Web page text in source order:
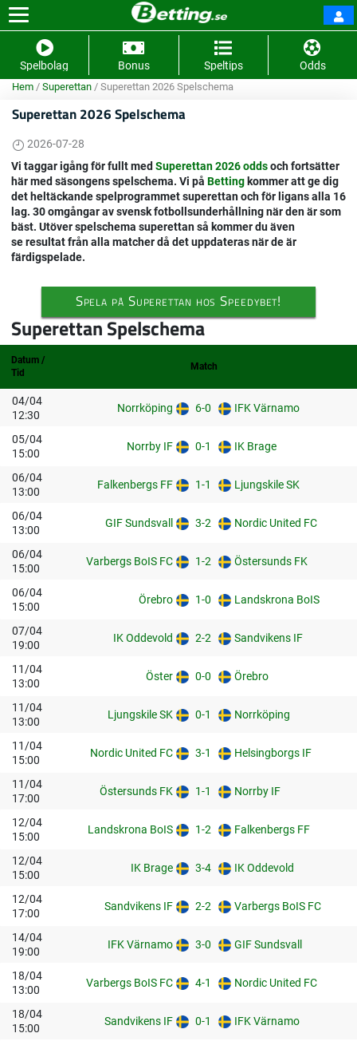
Spelbolag Bonus Speltips Odds
Hem / Superettan / Superettan 2026 Spelschema
Superettan 2026 Spelschema
2026-07-28
Vi taggar igång för fullt med Superettan 2026 oddsoch fortsätter
här med säsongens spelschema. Vi på Betting kommer att ge dig
det heltäckande spelprogrammet superettan och för ligans alla 16
lag. 30 omgångar av svensk fotbollsunderhållning när den är som
bäst. Utöver spelschema superettan så kommer du även
se resultat från alla matcher då det uppdateras när de är
färdigspelade.
Spela på Superettan hos Speedybet!
Superettan Spelschema
Datum /
Tid
Match
04/04
12:30
Norrköping 6-0 IFK Värnamo
05/04
15:00
Norrby IF 0-1 IK Brage
06/04
13:00
Falkenbergs FF 1-1 Ljungskile SK
06/04
13:00
GIF Sundsvall 3-2 Nordic United FC
06/04
15:00
Varbergs BoIS FC 1-2 Östersunds FK
06/04
15:00
Örebro 1-0 Landskrona BoIS
07/04
19:00
IK Oddevold 2-2 Sandvikens IF
11/04
13:00
Öster 0-0 Örebro
11/04
13:00
Ljungskile SK 0-1 Norrköping
11/04
15:00
Nordic United FC 3-1 Helsingborgs IF
11/04
17:00
Östersunds FK 1-1 Norrby IF
12/04
15:00
Landskrona BoIS 1-2 Falkenbergs FF
12/04
15:00
IK Brage 3-4 IK Oddevold
12/04
17:00
Sandvikens IF 2-2 Varbergs BoIS FC
14/04
19:00
IFK Värnamo 3-0 GIF Sundsvall
18/04
13:00
Varbergs BoIS FC 4-1 Nordic United FC
18/04
15:00
Sandvikens IF 0-1 IFK Värnamo